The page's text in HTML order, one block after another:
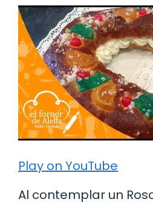
Play on YouTube
Al contemplar un